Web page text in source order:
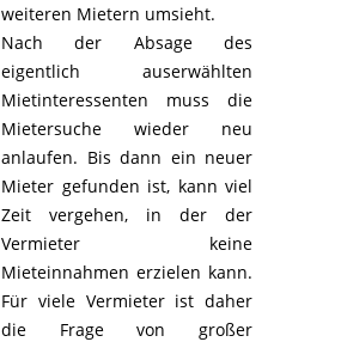
weiteren Mietern umsieht.
Nach der Absage des
eigentlich auserwählten
Mietinteressenten muss die
Mietersuche wieder neu
anlaufen. Bis dann ein neuer
Mieter gefunden ist, kann viel
Zeit vergehen, in der der
Vermieter keine
Mieteinnahmen erzielen kann.
Für viele Vermieter ist daher
die Frage von großer